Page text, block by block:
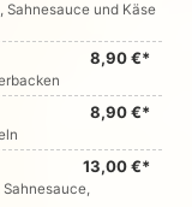
Sahnesauce und Käse
8,90 €*
8,90 €*
13,00 €*